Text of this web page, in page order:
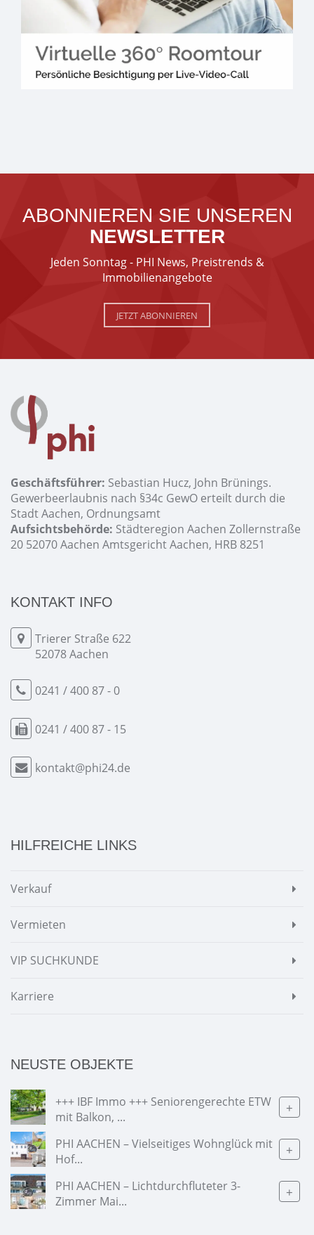
ABONNIEREN SIE UNSEREN
NEWSLETTER
Jeden Sonntag - PHI News, Preistrends &
Immobilienangebote
JETZT ABONNIEREN
Geschäftsführer: Sebastian Hucz, John Brünings.
Gewerbeerlaubnis nach §34c GewO erteilt durch die
Stadt Aachen, Ordnungsamt
Aufsichtsbehörde: Städteregion Aachen Zollernstraße
20 52070 Aachen Amtsgericht Aachen, HRB 8251
KONTAKT INFO
Trierer Straße 622
52078 Aachen
0241 / 400 87 - 0
0241 / 400 87 - 15
kontakt@phi24.de
HILFREICHE LINKS
Verkauf
Vermieten
VIP SUCHKUNDE
Karriere
NEUSTE OBJEKTE
+++ IBF Immo +++ Seniorengerechte ETW
mit Balkon, ...
+
PHI AACHEN – Vielseitiges Wohnglück mit
Hof...
+
PHI AACHEN – Lichtdurchfluteter 3-
Zimmer Mai...
+